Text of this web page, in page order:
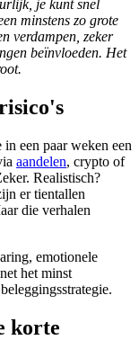
je kunt snel
minstens zo grote
verdampen, zeker
beïnvloeden. Het
een paar weken een
aandelen, crypto of
Realistisch?
er tientallen
die verhalen
emotionele
het minst
korte